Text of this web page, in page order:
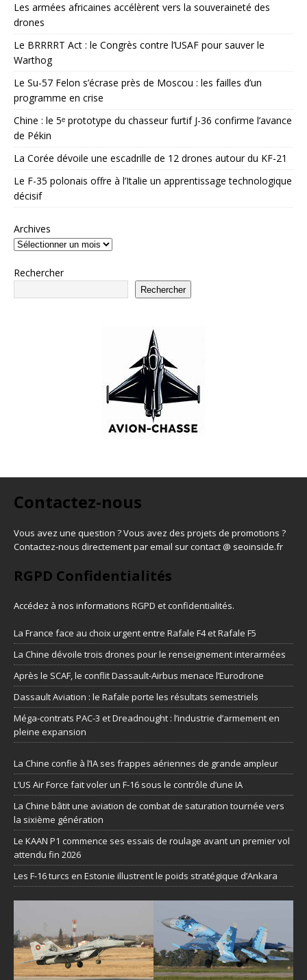
Les armées africaines accélèrent vers la souveraineté des
drones
Le BRRRRT Act : le Congrès contre l’USAF pour sauver le
Warthog
Le Su-57 Felon s’écrase près de Moscou : les failles d’un
programme en crise
Chine : le 5ᵉ prototype du chasseur furtif J-36 confirme l’avance
de Pékin
La Corée dévoile une escadrille de 12 drones autour du KF-21
Le F-35 polonais offre à l’Italie un apprentissage technologique
décisif
Archives
Rechercher
Rechercher
Contactez-nous
Vous avez une question ? Vous avez des projets de promotions ?
Contactez-nous directement par email sur contact @ seoinside.fr
RGPD Confidentialités
Accédez à nos informations RGPD et confidentialités.
La France face au choix urgent entre Rafale F4 et Rafale F5
La Chine dévoile trois drones pour le renseignement interarmées
Après le SCAF, le conflit Dassault-Airbus menace l’Eurodrone
Dassault Aviation : le Rafale porte les résultats semestriels
Méga-contrats PAC-3 et Dreadnought : l’industrie d’armement en
pleine expansion
La Chine confie à l’IA ses frappes aériennes de grande ampleur
L’US Air Force fait voler un F-16 sous le contrôle d’une IA
La Chine bâtit une aviation de combat de saturation tournée vers
la sixième génération
Le KAAN P1 commence ses essais de roulage avant un premier vol
attendu fin 2026
Les F-16 turcs en Estonie illustrent le poids stratégique d’Ankara